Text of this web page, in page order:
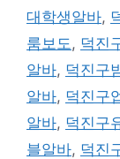
대학생알바,
룸보도, 덕진
알바, 덕진구
알바, 덕진구
알바, 덕진구
블알바, 덕진